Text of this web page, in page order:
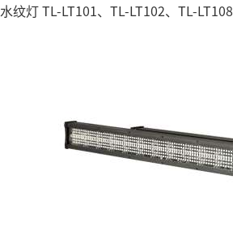
水纹灯 TL-LT101、TL-LT102、TL-LT108